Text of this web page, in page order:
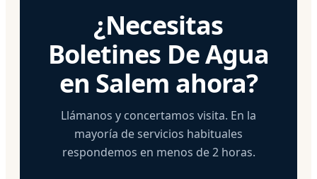
¿Necesitas
Boletines De Agua
en Salem ahora?
Llámanos y concertamos visita. En la
mayoría de servicios habituales
respondemos en menos de 2 horas.